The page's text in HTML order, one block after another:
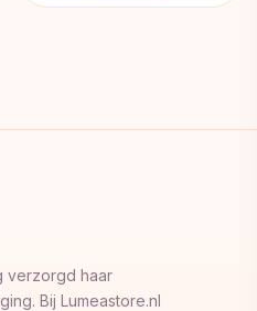
verzorgd haar
Bij Lumeastore.nl